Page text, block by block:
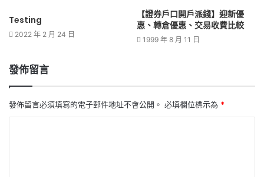
Testing
2022 年 2 月 24 日
【證券戶口開戶派錢】迎新優
惠、轉倉優惠、交易收費比較
1999 年 8 月 11 日
發佈留言
發佈留言必須填寫的電子郵件地址不會公開。 必填欄位標示為 *